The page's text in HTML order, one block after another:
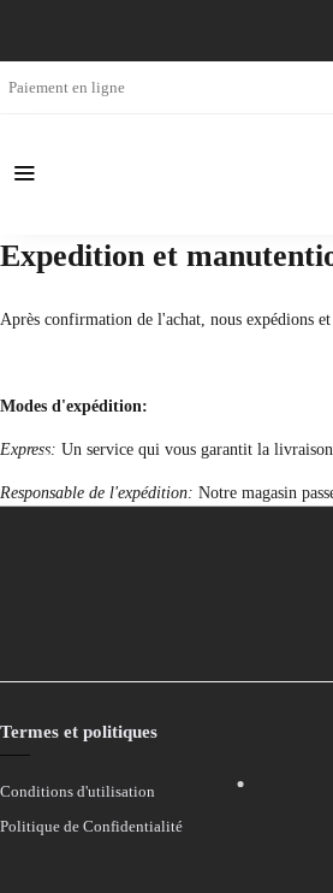
Paiement en ligne
Expedition et
Après confirmation de l'achat, nous expédions
Modes d'expédition:
Express: Un service qui vous garantit la
Responsable de l'expédition: Notre magasin
Termes et politiques
Conditions d'utilisation
Politique de Confidentialité